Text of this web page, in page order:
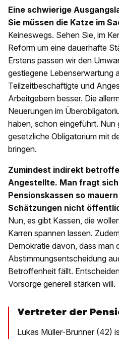
Eine schwierige
Sie müssen die Katze im
Keineswegs. Sehen Sie, im
Reform um eine dauerhafte
Erstens passen wir den
gestiegene Lebenserwartung
Teilzeitbeschäftigte und
Arbeitgebern besser. Die
Neuerungen im
haben, schon eingeführt. Nun
gesetzliche Obligatorium mit
bringen.
Zumindest indirekt
Angestellte. Man fragt
Pensionskassen so
Schätzungen nicht
Nun, es gibt Kassen, die
Karren spannen lassen.
Demokratie davon, dass man
Abstimmungsentscheidung
Betroffenheit fällt.
Vorsorge generell stärken will.
Vertreter der
Lukas Müller-Brunner (42)